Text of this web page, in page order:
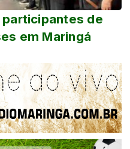
participantes de
em Maringá